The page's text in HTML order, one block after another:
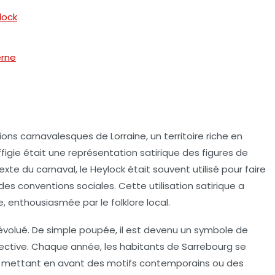
carnavalesques de Lorraine, un territoire riche en
était une représentation satirique des figures de
du carnaval, le Heylock était souvent utilisé pour faire
conventions sociales. Cette utilisation satirique a
enthousiasmée par le folklore local.
De simple poupée, il est devenu un symbole de
Chaque année, les habitants de Sarrebourg se
en avant des motifs contemporains ou des